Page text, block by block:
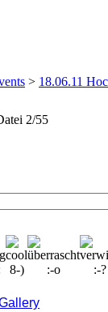
> 18.06.11
2/55